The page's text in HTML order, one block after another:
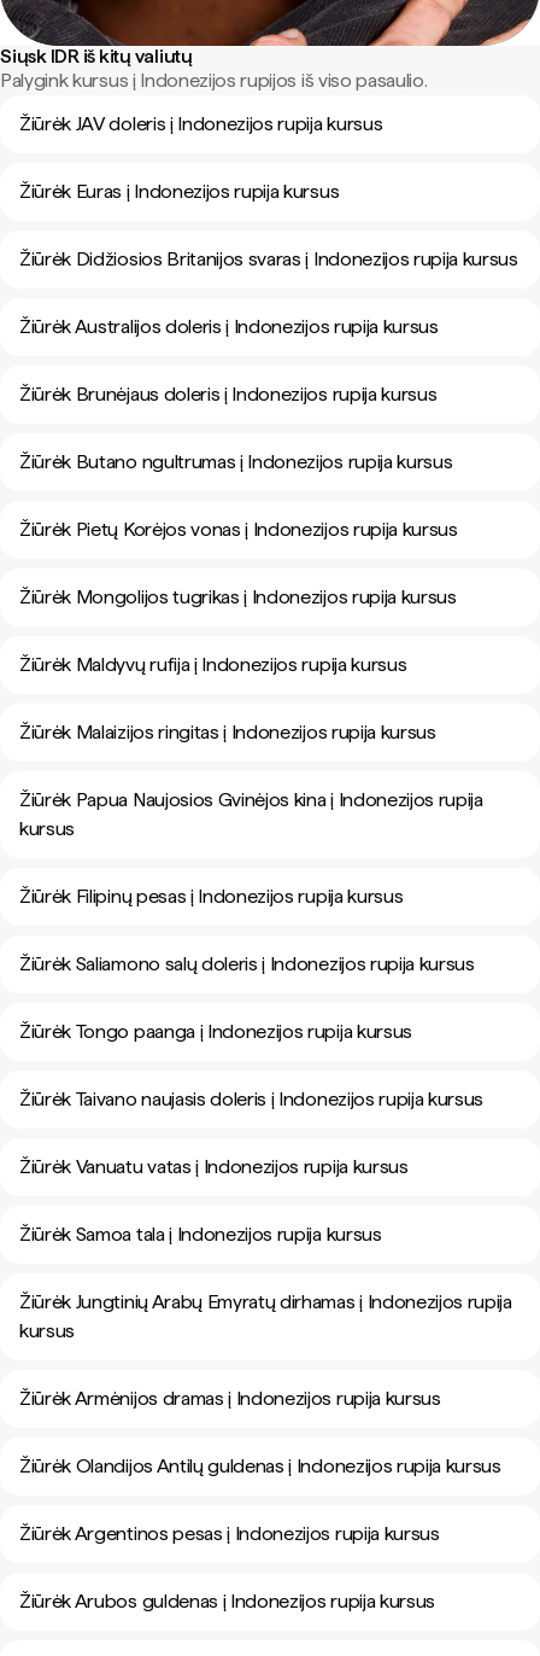
Siųsk IDR iš kitų valiutų
Palygink kursus į Indonezijos rupijos iš viso pasaulio.
Žiūrėk JAV doleris į Indonezijos rupija kursus
Žiūrėk Euras į Indonezijos rupija kursus
Žiūrėk Didžiosios Britanijos svaras į Indonezijos rupija kursus
Žiūrėk Australijos doleris į Indonezijos rupija kursus
Žiūrėk Brunėjaus doleris į Indonezijos rupija kursus
Žiūrėk Butano ngultrumas į Indonezijos rupija kursus
Žiūrėk Pietų Korėjos vonas į Indonezijos rupija kursus
Žiūrėk Mongolijos tugrikas į Indonezijos rupija kursus
Žiūrėk Maldyvų rufija į Indonezijos rupija kursus
Žiūrėk Malaizijos ringitas į Indonezijos rupija kursus
Žiūrėk Papua Naujosios Gvinėjos kina į Indonezijos rupija
kursus
Žiūrėk Filipinų pesas į Indonezijos rupija kursus
Žiūrėk Saliamono salų doleris į Indonezijos rupija kursus
Žiūrėk Tongo paanga į Indonezijos rupija kursus
Žiūrėk Taivano naujasis doleris į Indonezijos rupija kursus
Žiūrėk Vanuatu vatas į Indonezijos rupija kursus
Žiūrėk Samoa tala į Indonezijos rupija kursus
Žiūrėk Jungtinių Arabų Emyratų dirhamas į Indonezijos rupija
kursus
Žiūrėk Armėnijos dramas į Indonezijos rupija kursus
Žiūrėk Olandijos Antilų guldenas į Indonezijos rupija kursus
Žiūrėk Argentinos pesas į Indonezijos rupija kursus
Žiūrėk Arubos guldenas į Indonezijos rupija kursus